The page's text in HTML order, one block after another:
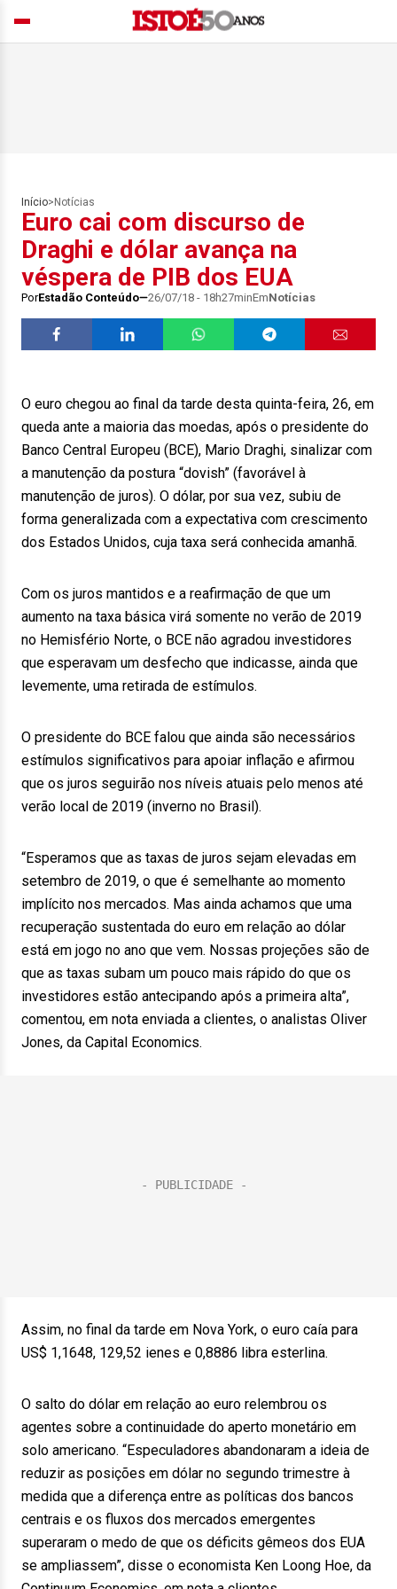
Início> Notícias
Euro cai com discurso de
Draghi e dólar avança na
véspera de PIB dos EUA
PorEstadão Conteúdo 26/07/18 - 18h27minEmNotícias
O euro chegou ao final da tarde desta quinta-feira, 26, em
queda ante a maioria das moedas, após o presidente do
Banco Central Europeu (BCE), Mario Draghi, sinalizar com
a manutenção da postura “dovish” (favorável à
manutenção de juros). O dólar, por sua vez, subiu de
forma generalizada com a expectativa com crescimento
dos Estados Unidos, cuja taxa será conhecida amanhã.
Com os juros mantidos e a reafirmação de que um
aumento na taxa básica virá somente no verão de 2019
no Hemisfério Norte, o BCE não agradou investidores
que esperavam um desfecho que indicasse, ainda que
levemente, uma retirada de estímulos.
O presidente do BCE falou que ainda são necessários
estímulos significativos para apoiar inflação e afirmou
que os juros seguirão nos níveis atuais pelo menos até
verão local de 2019 (inverno no Brasil).
“Esperamos que as taxas de juros sejam elevadas em
setembro de 2019, o que é semelhante ao momento
implícito nos mercados. Mas ainda achamos que uma
recuperação sustentada do euro em relação ao dólar
está em jogo no ano que vem. Nossas projeções são de
que as taxas subam um pouco mais rápido do que os
investidores estão antecipando após a primeira alta”,
comentou, em nota enviada a clientes, o analistas Oliver
Jones, da Capital Economics.
Assim, no final da tarde em Nova York, o euro caía para
US$ 1,1648, 129,52 ienes e 0,8886 libra esterlina.
O salto do dólar em relação ao euro relembrou os
agentes sobre a continuidade do aperto monetário em
solo americano. “Especuladores abandonaram a ideia de
reduzir as posições em dólar no segundo trimestre à
medida que a diferença entre as políticas dos bancos
centrais e os fluxos dos mercados emergentes
superaram o medo de que os déficits gêmeos dos EUA
se ampliassem”, disse o economista Ken Loong Hoe, da